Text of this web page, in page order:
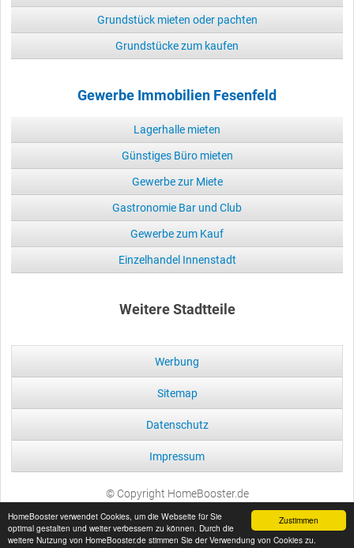
Zustimmen
HomeBooster verwendet Cookies, um die Webseite für Sie
optimal gestalten und weiter verbessern zu können. Durch die
weitere Nutzung von HomeBooster.de stimmen Sie der Verwendung von Cookies zu.
Grundstück mieten oder pachten
Grundstücke zum kaufen
Gewerbe Immobilien Fesenfeld
Lagerhalle mieten
Günstiges Büro mieten
Gewerbe zur Miete
Gastronomie Bar und Club
Gewerbe zum Kauf
Einzelhandel Innenstadt
Weitere Stadtteile
Werbung
Sitemap
Datenschutz
Impressum
© Copyright HomeBooster.de